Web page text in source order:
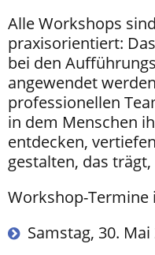
Alle Workshops
praxisorientiert:
bei den
angewendet
professionellen
in dem Menschen
entdecken,
gestalten, das
Workshop-Termine
Samstag, 30.